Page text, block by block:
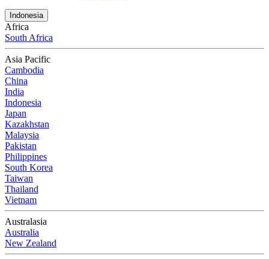
Indonesia
Africa
South Africa
Asia Pacific
Cambodia
China
India
Indonesia
Japan
Kazakhstan
Malaysia
Pakistan
Philippines
South Korea
Taiwan
Thailand
Vietnam
Australasia
Australia
New Zealand